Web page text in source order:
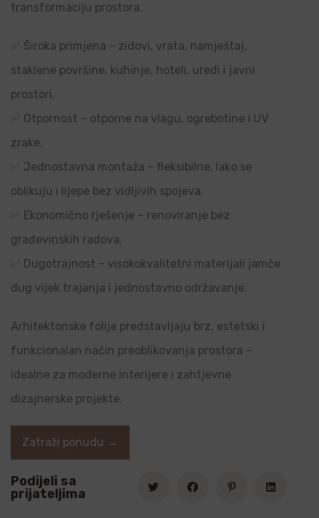
transformaciju prostora.
✅ Široka primjena – zidovi, vrata, namještaj,
staklene površine, kuhinje, hoteli, uredi i javni
prostori.
✅ Otpornost – otporne na vlagu, ogrebotine i UV
zrake.
✅ Jednostavna montaža – fleksibilne, lako se
oblikuju i lijepe bez vidljivih spojeva.
✅ Ekonomično rješenje – renoviranje bez
građevinskih radova.
✅ Dugotrajnost – visokokvalitetni materijali jamče
dug vijek trajanja i jednostavno održavanje.
Arhitektonske folije predstavljaju brz, estetski i
funkcionalan način preoblikovanja prostora –
idealne za moderne interijere i zahtjevne
dizajnerske projekte.
Podijeli sa
prijateljima
Zatraži ponudu →